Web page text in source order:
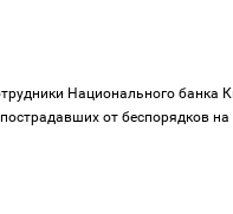
Национального банка
пострадавших от беспорядков